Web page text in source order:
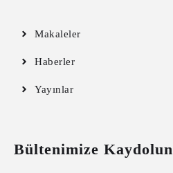
Makaleler
Haberler
Yayınlar
Bültenimize Kaydolun